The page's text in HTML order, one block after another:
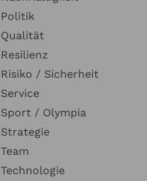
Politik
Qualität
Resilienz
Risiko / Sicherheit
Service
Sport / Olympia
Strategie
Team
Technologie